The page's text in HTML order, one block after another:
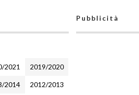
2021 2019/2020
2014 2012/2013
Pubblicità